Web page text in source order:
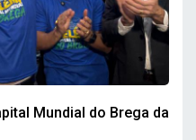
Mundial do Brega da